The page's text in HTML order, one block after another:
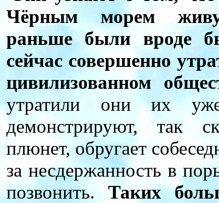
Чёрным морем
раньше были вроде
сейчас совершенно
цивилизованном
утратили они их
демонстрируют, так
плюнет, обругает
за несдержанность в
позвонить.Таких